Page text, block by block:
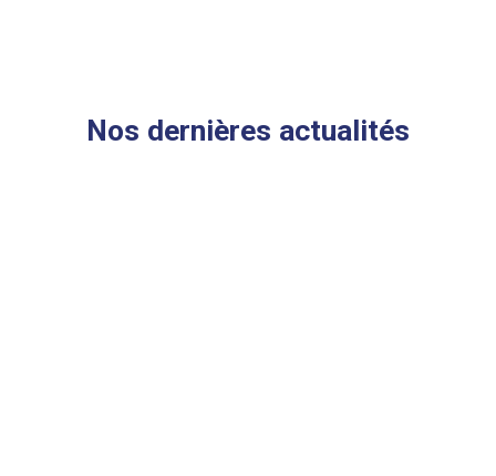
Nos dernières actualités